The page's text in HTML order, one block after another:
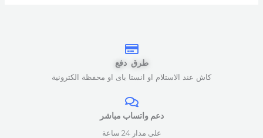
طرق دفع
كاش عند الاستلام او انستا باى او محفظة الكترونية
دعم واتساب مباشر
على مدار 24 ساعة